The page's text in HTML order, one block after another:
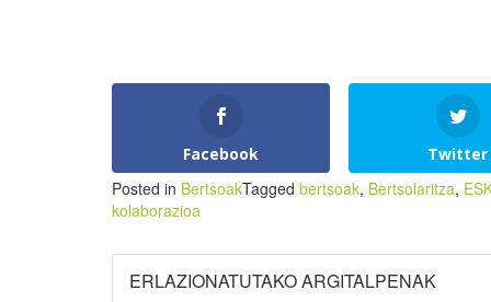
Facebook Twitter
Posted in BertsoakTagged bertsoak, Bertsolaritza,
kolaborazioa
ERLAZIONATUTAKO ARGITALPENAK